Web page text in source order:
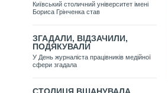
Київський столичний університет імені
Бориса Грінченка став
ЗГАДАЛИ, ВІДЗАЧИЛИ,
ПОДЯКУВАЛИ
У День журналіста працівників медійної
сфери згадала